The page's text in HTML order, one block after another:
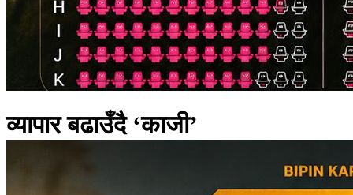
व्यापार बढाउँदै ‘काजी’